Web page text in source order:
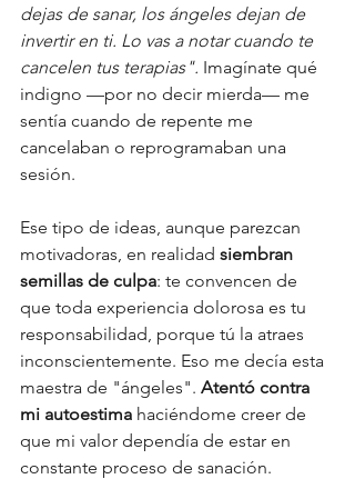
dejas de sanar, los ángeles dejan de
invertir en ti. Lo vas a notar cuando te
cancelen tus terapias". Imagínate qué
indigno —por no decir mierda— me
sentía cuando de repente me
cancelaban o reprogramaban una
sesión.
Ese tipo de ideas, aunque parezcan
motivadoras, en realidad siembran
semillas de culpa: te convencen de
que toda experiencia dolorosa es tu
responsabilidad, porque tú la atraes
inconscientemente. Eso me decía esta
maestra de "ángeles". Atentó contra
mi autoestima haciéndome creer de
que mi valor dependía de estar en
constante proceso de sanación.